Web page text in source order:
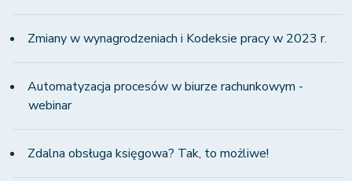
Zmiany w wynagrodzeniach i Kodeksie pracy w 2023 r.
Automatyzacja procesów w biurze rachunkowym -
webinar
Zdalna obsługa księgowa? Tak, to możliwe!